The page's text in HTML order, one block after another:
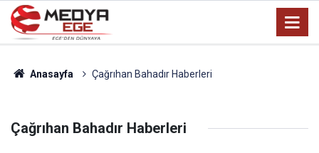
Anasayfa Çağrıhan Bahadır Haberleri
Çağrıhan Bahadır Haberleri